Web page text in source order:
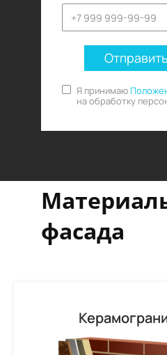
Я принимаю
на обработку
фасада